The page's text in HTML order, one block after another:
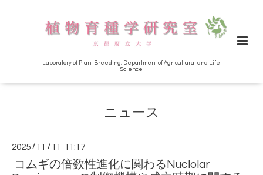
Laboratory of Plant Breeding, Department of Agricultural and Life
Science.
ニュース
2025 / 11 / 11 11:17
コムギの倍数性進化に関わるNuclolar